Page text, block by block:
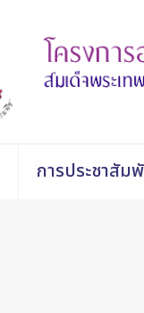
การประชาสัม